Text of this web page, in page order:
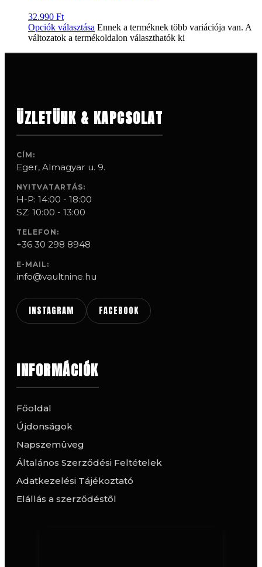
32.990 Ft
Opciók választása Ennek a terméknek több variációja van. A
változatok a termékoldalon választhatók ki
ÜZLETÜNK & KAPCSOLAT
CÍM:
Eger, Almagyar u. 9.
NYITVATARTÁS:
H-P: 14:00 - 18:00
SZ: 10:00 - 13:00
TELEFON:
+36 30 298 8948
E-MAIL:
info@vaultnine.hu
INSTAGRAM FACEBOOK
INFORMÁCIÓK
Főoldal
Újdonságok
Napszemüveg
Általános Szerződési Feltételek
Adatkezelési Tájékoztató
Elállás a szerződéstől